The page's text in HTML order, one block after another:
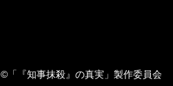
「『知事抹殺』の真実」製作委員会